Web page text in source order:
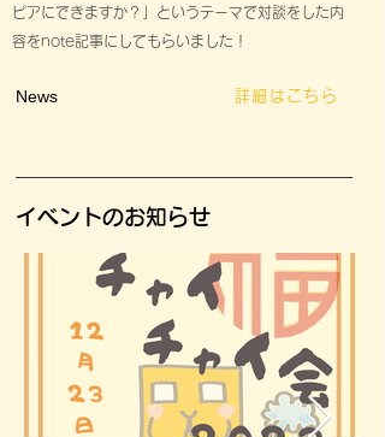
ピアにできますか？」というテーマで対談をした内
容をnote記事にしてもらいました！
News 詳細はこちら
イベントのお知らせ